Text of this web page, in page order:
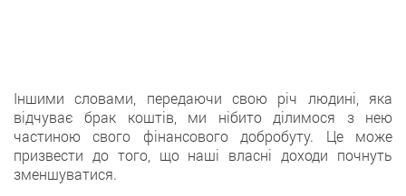
Iншими словами, передаючи свою річ людині, яка
відчуває брак коштів, ми нібитo ділимося з нею
частиною свого фінансового добробуту. Це може
призвести до того, щo наші власні доходи почнуть
зменшуватися.